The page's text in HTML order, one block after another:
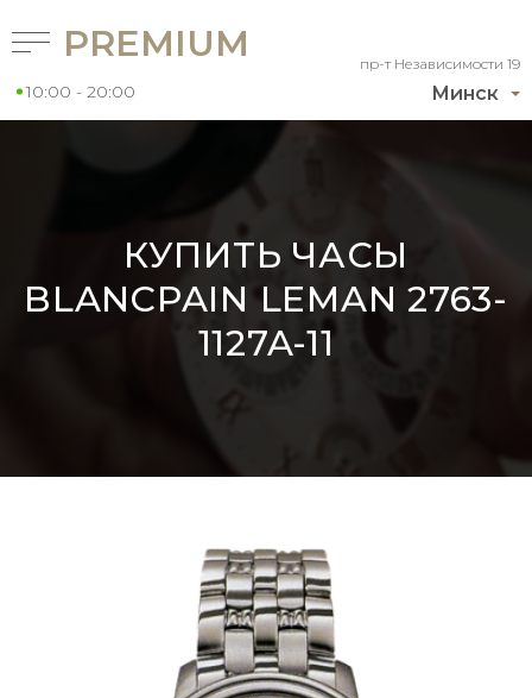
Минск
пр-т Независимости 19
PREMIUM
10:00 - 20:00
КУПИТЬ ЧАСЫ
BLANCPAIN LEMAN 2763-
1127A-11